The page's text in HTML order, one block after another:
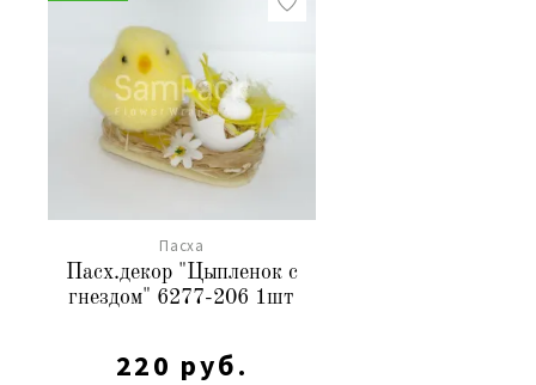
Пасха
Пасх.декор "Цыпленок с
гнездом" 6277-206 1шт
220 руб.